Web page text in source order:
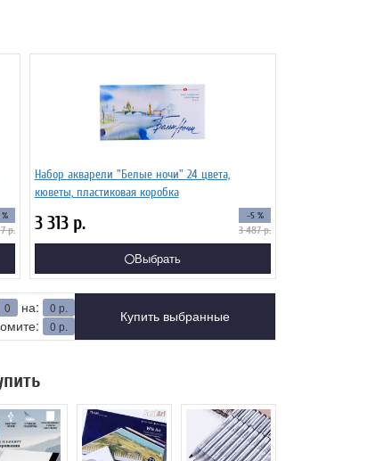
р.
Набор акварели "Белые ночи" 24 цвета,
кюветы, пластиковая коробка
3 313 р. -5 %
3 487р.
Выбрать
0 на: 0 р.
0 р.
Купить выбранные